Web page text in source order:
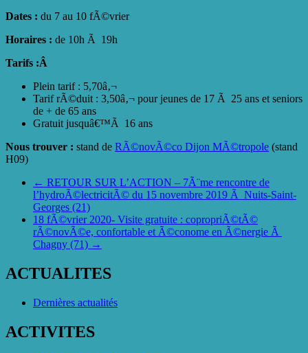
Dates : du 7 au 10 fÃ©vrier
Horaires : de 10h Ã 19h
Tarifs :Â
Plein tarif : 5,70â‚¬
Tarif rÃ©duit : 3,50â‚¬ pour jeunes de 17 Ã 25 ans et seniors
de + de 65 ans
Gratuit jusquâ€™Ã 16 ans
Nous trouver : stand de RÃ©novÃ©co Dijon MÃ©tropole (stand
H09)
← RETOUR SUR L’ACTION – 7Ã¨me rencontre de
l’hydroÃ©lectricitÃ© du 15 novembre 2019 Ã Nuits-Saint-
Georges (21)
18 fÃ©vrier 2020- Visite gratuite : copropriÃ©tÃ©
rÃ©novÃ©e, confortable et Ã©conome en Ã©nergie Ã
Chagny (71) →
ACTUALITES
Dernières actualités
ACTIVITES